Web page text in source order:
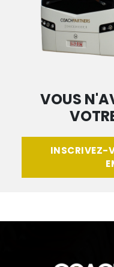
VOUS
INSCRIVEZ-